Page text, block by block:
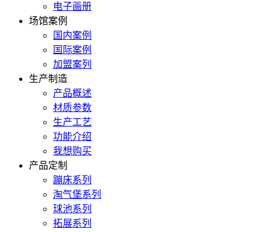
电子画册
场馆案例
国内案例
国际案例
加盟案列
生产制造
产品概述
材质参数
生产工艺
功能介绍
我想购买
产品定制
蹦床系列
淘气堡系列
球池系列
拓展系列